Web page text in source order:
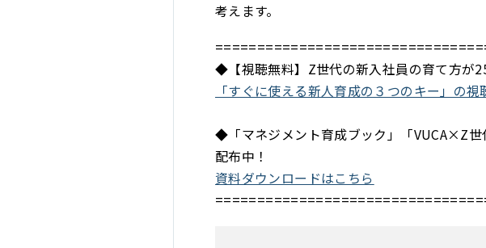
考えます。
◆【視聴無料】Z世代の新入社員の育て方が
「すぐに使える新人育成の３つのキー」の視
◆「マネジメント育成ブック」「VUCA×Z世
配布中！
資料ダウンロードはこちら